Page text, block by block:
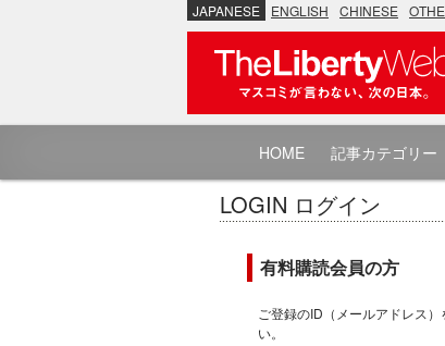
JAPANESE ENGLISH CHINESE
HOME 記事カテゴリー
LOGIN ログイン
有料購読会員の方
ご登録のID（メールアドレス
い。